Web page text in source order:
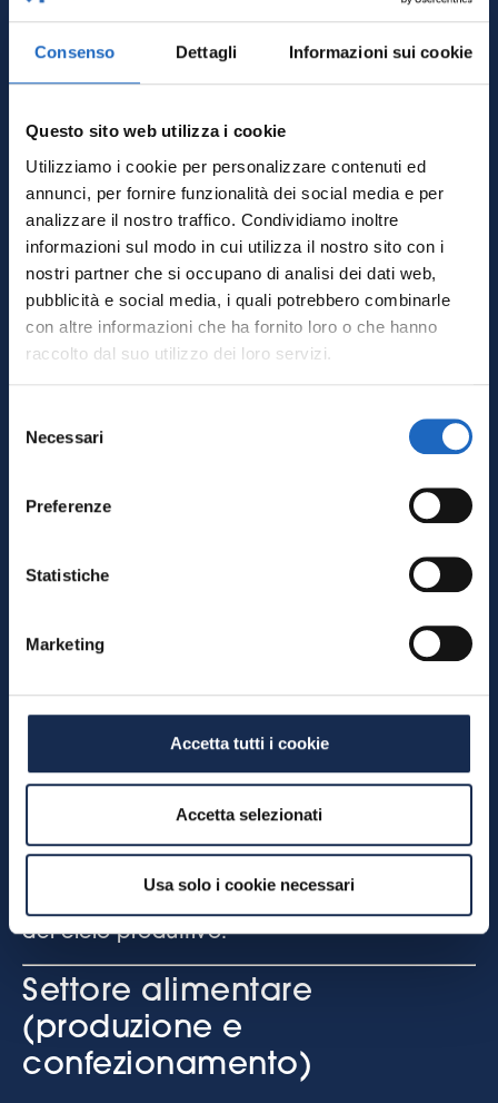
Consenso Dettagli Informazioni sui cookie
Questo sito web utilizza i cookie
Utilizziamo i cookie per personalizzare contenuti ed
annunci, per fornire funzionalità dei social media e per
analizzare il nostro traffico. Condividiamo inoltre
informazioni sul modo in cui utilizza il nostro sito con i
nostri partner che si occupano di analisi dei dati web,
pubblicità e social media, i quali potrebbero combinarle
con altre informazioni che ha fornito loro o che hanno
raccolto dal suo utilizzo dei loro servizi.
delNecessari
Preferenze
Statistiche
Marketing
Accetta tutti i cookie
Accetta selezionati
Usa solo i cookie necessari
gratuita
Esempi di interventi
finanziabili per settore
Settore lavanderie industriali
In questo comparto la movimentazione
manuale di sacchi di biancheria, cestoni e
finanziare, ad esempio:
contenitori;
industriali e calandre;
diverse fasi di lavorazione;
trasferimento dei carichi su pallet;
manipolatori assistiti fino a 500 kg
guidati dall’operatore con sforzo
Risultato:drastica riduzione delle
sollecitazioni biomeccaniche, minore
del ciclo produttivo.
Settore alimentare
(produzione e
confezionamento)